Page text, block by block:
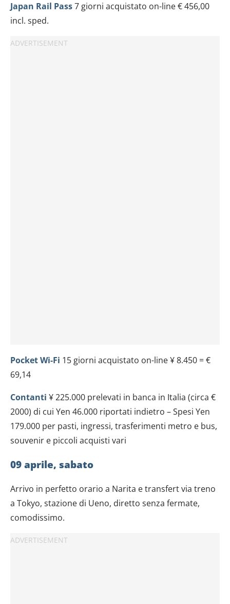
Japan Rail Pass7 giorni acquistato on-line € 456,00
incl. sped.
Pocket Wi-Fi 15 giorni acquistato on-line ¥ 8.450 = €
69,14
Contanti ¥ 225.000 prelevati in banca in Italia (circa €
2000) di cui Yen 46.000 riportati indietro – Spesi Yen
179.000 per pasti, ingressi, trasferimenti metro e bus,
souvenir e piccoli acquisti vari
09 aprile, sabato
Arrivo in perfetto orario a Narita e transfert via treno
a Tokyo, stazione di Ueno, diretto senza fermate,
comodissimo.